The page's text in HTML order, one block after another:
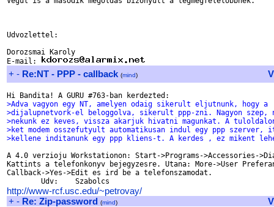
Udvozlettel:
Dorozsmai Karoly
E-mail:
+ - Re:NT - PPP - callback (mind)
>Adva vagyon egy NT, amelyen odaig sikerult eljutnunk, hogy a
>dijalupnetvork-el beloggolva, sikerult ppp-zni. Nagyon szep,
>nekunk ez keves, vissza akarjuk hivatni magunkat. A
>ket modem osszefutyult automatikusan indul egy ppp
>kellene inditanunk egy ppp kliens-t. A kerdes , ez mikent
A 4.0 verzioju Workstationon: Start->Programs->Accessories-
Kattints a telefonkonyv bejegyzesre. Utana: More->User
Callback->Yes->Edit es ird be a telefonszamodat.
http://www-rcf.usc.edu/~petrovay/
+ - Re: Zip-password (mind)